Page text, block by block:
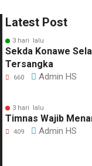
Latest Post
3 hari lalu
Sekda Konawe
Tersangka
660 Admin HS
3 hari lalu
Timnas Wajib
409 Admin HS